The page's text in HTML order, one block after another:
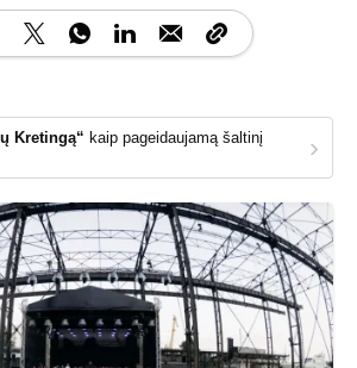
Kretingą“ kaip pageidaujamą šaltinį
›